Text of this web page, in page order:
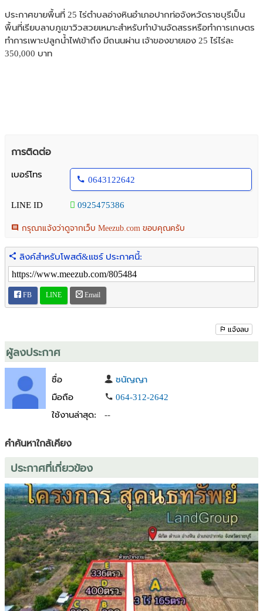
ประกาศขายพื้นที่ 25 ไร่ตำบลอ่างหินอำเภอปากท่อจังหวัดราชบุรีเป็น
พื้นที่เรียบลาบภูเขาวิวสวยเหมาะสำหรับทำบ้านจัดสรรหรือทำการเกษตร
ทำการเพาะปลูกน้ำไฟเข้าถึง มีถนนผ่าน เจ้าของขายเอง 25 ไร่ไร่ละ
350,000 บาท
การติดต่อ
เบอร์โทร
0643122642
LINE ID 0925475386
กรุณาแจ้งว่าดูจากเว็บ Meezub.com ขอบคุณครับ
ลิงค์สำหรับโพสต์&แชร์ ประกาศนี้:
FB LINE Email
แจ้งลบ
ผู้ลงประกาศ
ชื่อ
ชนัญญา
มือถือ
064-312-2642
ใช้งานล่าสุด:
--
คำค้นหาใกล้เคียง
ประกาศที่เกี่ยวข้อง